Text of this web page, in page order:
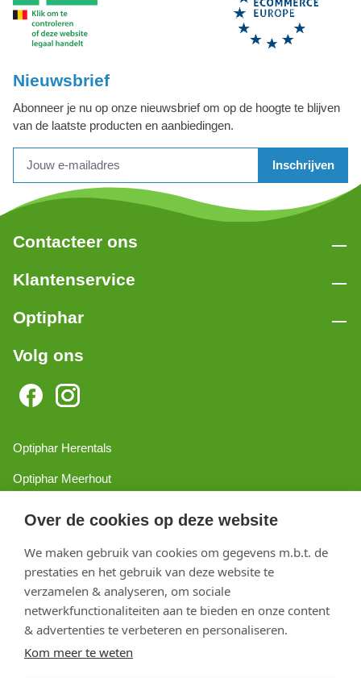
Over de cookies op deze website
We maken gebruik van cookies om gegevens m.b.t. de
prestaties en het gebruik van deze website te
verzamelen & analyseren, om sociale
netwerkfunctionaliteiten aan te bieden en onze content
& advertenties te verbeteren en personaliseren.
Kom meer te weten
Nieuwsbrief
Abonneer je nu op onze nieuwsbrief om op de hoogte te blijven
van de laatste producten en aanbiedingen.
Inschrijven
Contacteer ons
Klantenservice
Optiphar
Volg ons
Optiphar Herentals
Optiphar Meerhout
Optiphar Turnhout
Copyright 2026 optiphar.com. Alle rechten voorbehouden